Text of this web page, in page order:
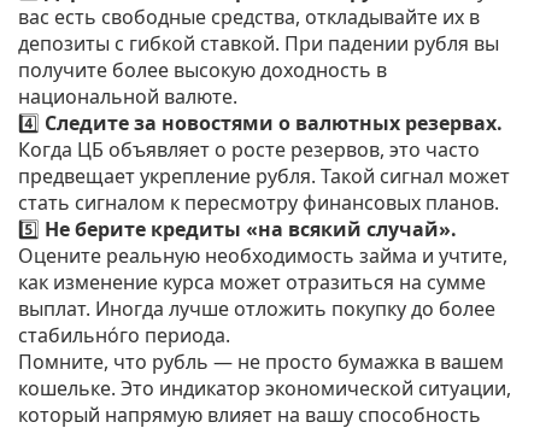
вас есть свободные средства, откладывайте их в
депозиты с гибкой ставкой. При падении рубля вы
получите более высокую доходность в
национальной валюте.
4️⃣ Следите за новостями о валютных резервах.
Когда ЦБ объявляет о росте резервов, это часто
предвещает укрепление рубля. Такой сигнал может
стать сигналом к пересмотру финансовых планов.
5️⃣ Не берите кредиты «на всякий случай».
Оцените реальную необходимость займа и учтите,
как изменение курса может отразиться на сумме
выплат. Иногда лучше отложить покупку до более
стабильно́го периода.
Помните, что рубль — не просто бумажка в вашем
кошельке. Это индикатор экономической ситуации,
который напрямую влияет на вашу способность